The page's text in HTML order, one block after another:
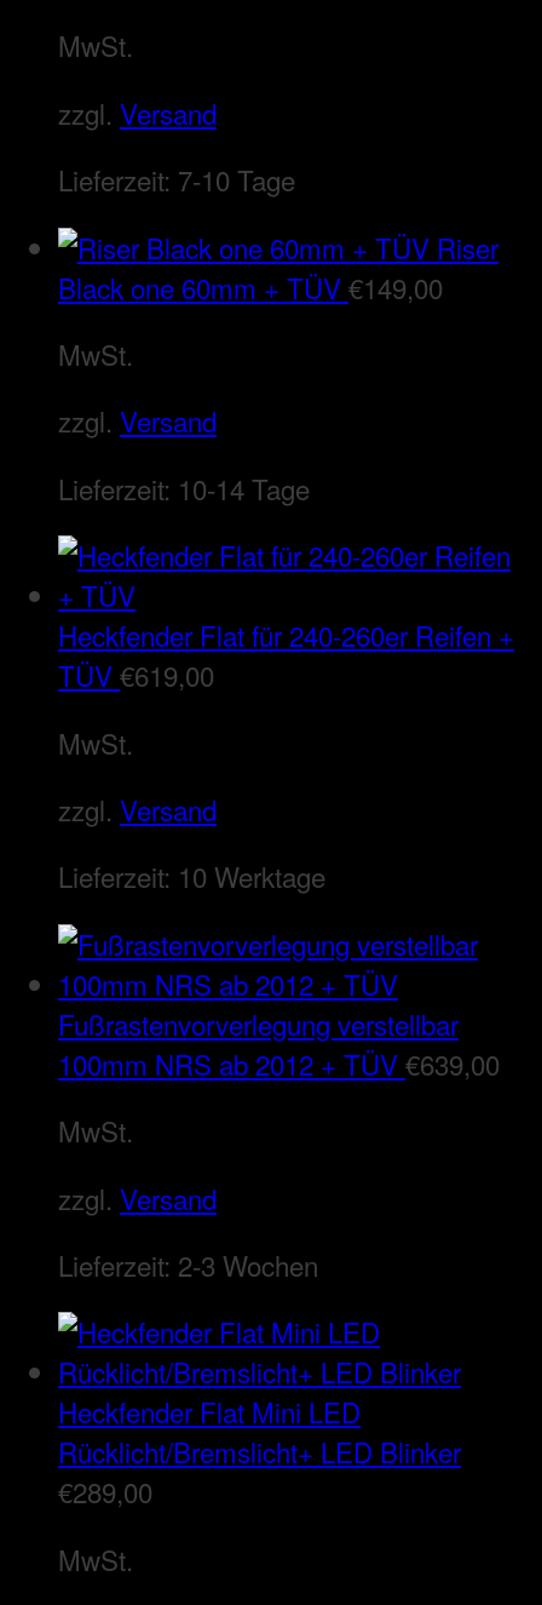
MwSt.
zzgl. Versand
Lieferzeit: 7-10 Tage
Riser
Black one 60mm + TÜV€149,00
MwSt.
zzgl. Versand
Lieferzeit: 10-14 Tage
Heckfender Flat für 240-260er Reifen +
TÜV€619,00
MwSt.
zzgl. Versand
Lieferzeit: 10 Werktage
Fußrastenvorverlegung verstellbar
100mm NRS ab 2012 + TÜV€639,00
MwSt.
zzgl. Versand
Lieferzeit: 2-3 Wochen
Heckfender Flat Mini LED
Rücklicht/Bremslicht+ LED Blinker
€289,00
MwSt.